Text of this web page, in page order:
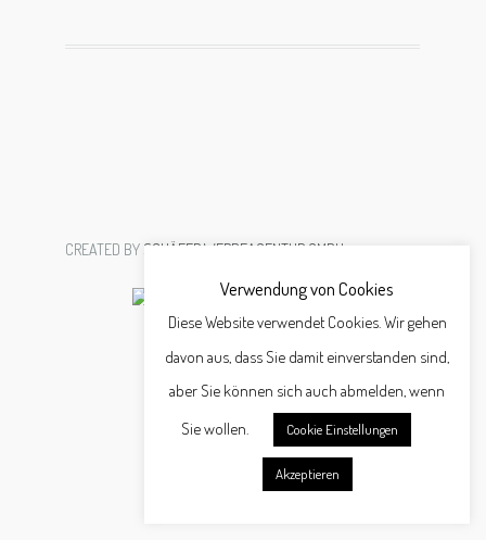
CREATED BYSCHÄFER WERBEAGENTUR GMBH
Verwendung von Cookies
Diese Website verwendet Cookies. Wir gehen
davon aus, dass Sie damit einverstanden sind,
aber Sie können sich auch abmelden, wenn
Sie wollen.
Cookie Einstellungen
Akzeptieren